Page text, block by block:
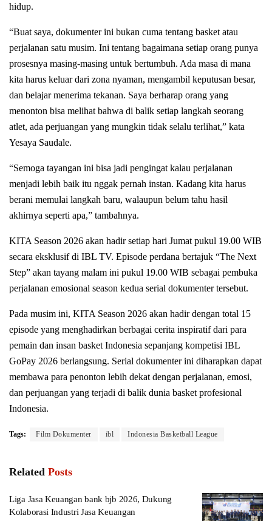
hidup.
“Buat saya, dokumenter ini bukan cuma tentang basket atau
perjalanan satu musim. Ini tentang bagaimana setiap orang punya
prosesnya masing-masing untuk bertumbuh. Ada masa di mana
kita harus keluar dari zona nyaman, mengambil keputusan besar,
dan belajar menerima tekanan. Saya berharap orang yang
menonton bisa melihat bahwa di balik setiap langkah seorang
atlet, ada perjuangan yang mungkin tidak selalu terlihat,” kata
Yesaya Saudale.
“Semoga tayangan ini bisa jadi pengingat kalau perjalanan
menjadi lebih baik itu nggak pernah instan. Kadang kita harus
berani memulai langkah baru, walaupun belum tahu hasil
akhirnya seperti apa,” tambahnya.
KITA Season 2026 akan hadir setiap hari Jumat pukul 19.00 WIB
secara eksklusif di IBL TV. Episode perdana bertajuk “The Next
Step” akan tayang malam ini pukul 19.00 WIB sebagai pembuka
perjalanan emosional season kedua serial dokumenter tersebut.
Pada musim ini, KITA Season 2026 akan hadir dengan total 15
episode yang menghadirkan berbagai cerita inspiratif dari para
pemain dan insan basket Indonesia sepanjang kompetisi IBL
GoPay 2026 berlangsung. Serial dokumenter ini diharapkan dapat
membawa para penonton lebih dekat dengan perjalanan, emosi,
dan perjuangan yang terjadi di balik dunia basket profesional
Indonesia.
Tags: Film Dokumenter ibl Indonesia Basketball League
Related Posts
Liga Jasa Keuangan bank bjb 2026, Dukung
Kolaborasi Industri Jasa Keuangan